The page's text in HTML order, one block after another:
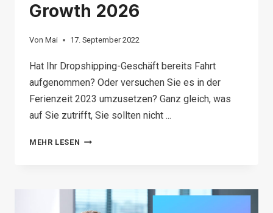
Growth 2026
Von Mai 17. September 2022
Hat Ihr Dropshipping-Geschäft bereits Fahrt
aufgenommen? Oder versuchen Sie es in der
Ferienzeit 2023 umzusetzen? Ganz gleich, was
auf Sie zutrifft, Sie sollten nicht ...
MEHR LESEN BEST
TO
SELL